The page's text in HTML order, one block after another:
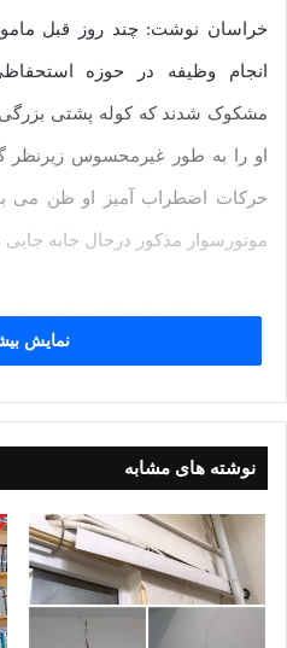
خراسان نوشت: چند روز قبل
انجام وظیفه در حوزه
مشکوک شدند که کوله پشتی
او را به طور غیرمحسوس زیرنظر
حرکات اضطراب آمیز او ظن می
موتورسوار مذکور درحال جابه
به همین دلیل ماموران به او
درخواست کردند اما
داشت، تلاش می کرد تا حد امکان
را بیشتر کرد که درون کوله
پارچه کهنه بود.
به گزارش خراسان، حالا دیگر
مدارک هم به دیگر احتمالات
نمایش
نوشته های مشابه